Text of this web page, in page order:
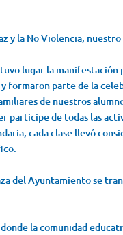
y la No Violencia,
lugar la
formaron parte de la
de nuestros
participe de todas las
cada clase llevó
del Ayuntamiento se
la comunidad